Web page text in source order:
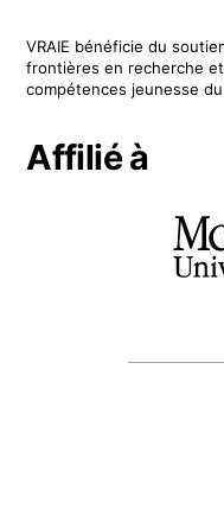
VRAIE bénéficie du
frontières en recherche
compétences jeunesse
Affilié à